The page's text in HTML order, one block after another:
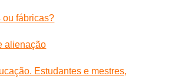
ou fábricas?
alienação
Estudantes e mestres,